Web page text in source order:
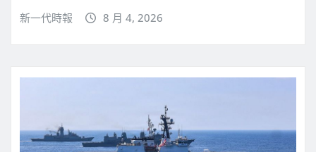
新一代時報 8 月 4, 2026